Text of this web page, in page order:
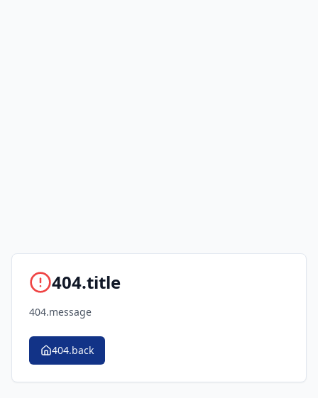
404.title
404.message
404.back